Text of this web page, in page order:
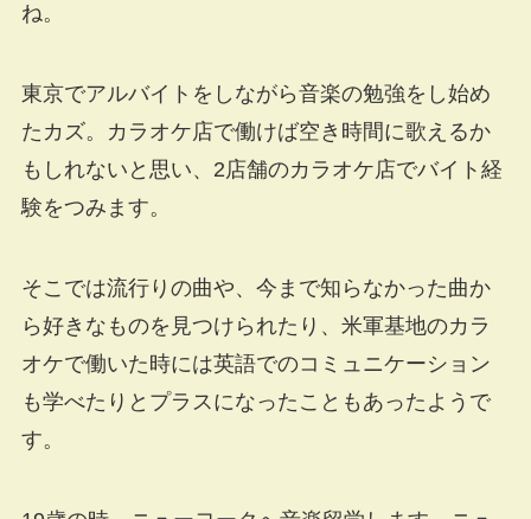
ね。
東京でアルバイトをしながら音楽の勉強をし始め
たカズ。カラオケ店で働けば空き時間に歌えるか
もしれないと思い、2店舗のカラオケ店でバイト経
験をつみます。
そこでは流行りの曲や、今まで知らなかった曲か
ら好きなものを見つけられたり、米軍基地のカラ
オケで働いた時には英語でのコミュニケーション
も学べたりとプラスになったこともあったようで
す。